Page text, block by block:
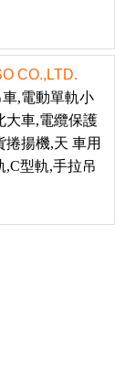
CO.,LTD.
,電動單軌小
大車,電纜保護
捲揚機,天 車用
,C型軌,手拉吊